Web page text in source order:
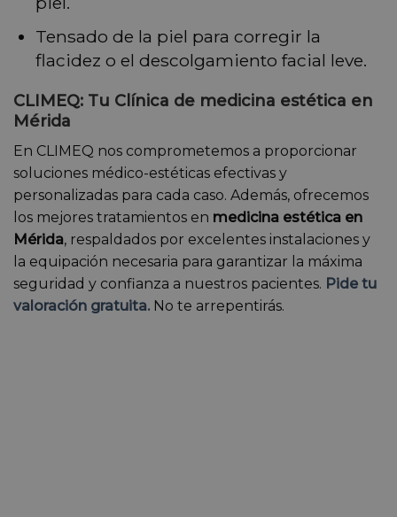
Tensado de la piel para corregir la
flacidez o el descolgamiento facial leve.
CLIMEQ: Tu Clínica de medicina estética en
Mérida
En CLIMEQ nos comprometemos a proporcionar
soluciones médico-estéticas efectivas y
personalizadas para cada caso. Además, ofrecemos
los mejores tratamientos en medicina estética en
Mérida, respaldados por excelentes instalaciones y
la equipación necesaria para garantizar la máxima
seguridad y confianza a nuestros pacientes. Pide tu
valoración gratuita. No te arrepentirás.